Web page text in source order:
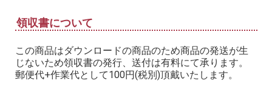
領収書について
この商品はダウンロードの商品のため商品の発送が生
じないため領収書の発行、送付は有料にて承ります。
郵便代+作業代として100円(税別)頂戴いたします。